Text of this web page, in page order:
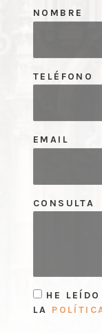
NOMBRE
TELÉFONO
EMAIL
CONSULTA
HE
LA